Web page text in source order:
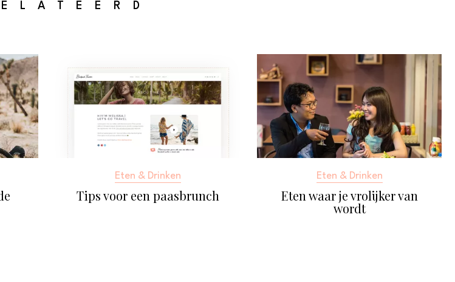
Eten & Drinken
Tips voor een paasbrunch
Eten & Drinken
Eten waar je vrolijker van
wordt